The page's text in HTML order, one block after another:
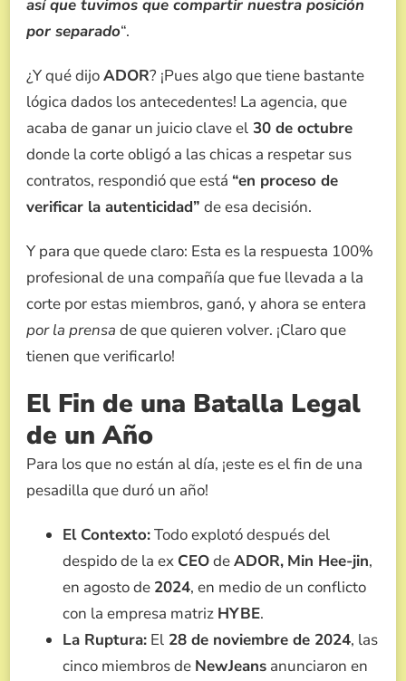
así que tuvimos que compartir nuestra posición
por separado“.
¿Y qué dijoADOR? ¡Pues algo que tiene bastante
lógica dados los antecedentes! La agencia, que
acaba de ganar un juicio clave el 30 de octubre
donde la corte obligó a las chicas a respetar sus
contratos, respondió que está “en proceso de
verificar la autenticidad” de esa decisión.
Y para que quede claro: Esta es la respuesta 100%
profesional de una compañía que fue llevada a la
corte por estas miembros, ganó, y ahora se entera
por la prensa de que quieren volver. ¡Claro que
tienen que verificarlo!
El Fin de una Batalla Legal
de un Año
Para los que no están al día, ¡este es el fin de una
pesadilla que duró un año!
El Contexto:Todo explotó después del
despido de la ex CEOdeADOR, Min Hee-jin,
en agosto de 2024, en medio de un conflicto
con la empresa matriz HYBE.
La Ruptura: El 28 de noviembre de 2024, las
cinco miembros de NewJeans anunciaron en